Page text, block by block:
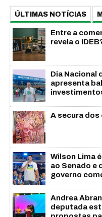
ÚLTIMAS NOTÍCIAS
Entre a
revela o
Dia Nacional
apresenta
A secura dos
Wilson Lima
ao Senado e
governo
Andrea
deputada